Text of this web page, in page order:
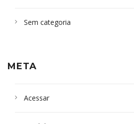
Sem categoria
META
Acessar